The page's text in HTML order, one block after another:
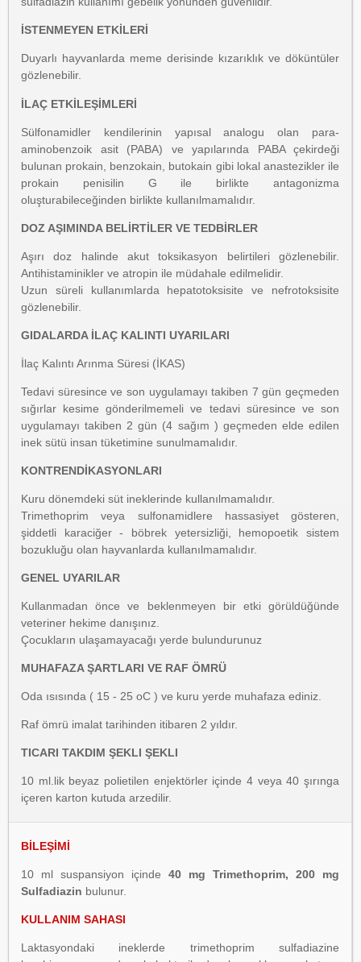
İSTENMEYEN ETKİLERİ
Duyarlı hayvanlarda meme derisinde kızarıklık ve döküntüler
gözlenebilir.
İLAÇ ETKİLEŞİMLERİ
Sülfonamidler kendilerinin yapısal analogu olan para-
aminobenzoik asit (PABA) ve yapılarında PABA çekirdeği
bulunan prokain, benzokain, butokain gibi lokal anastezikler ile
prokain penisilin G ile birlikte antagonizma
oluşturabileceğinden birlikte kullanılmamalıdır.
DOZ AŞIMINDA BELİRTİLER VE TEDBİRLER
Aşırı doz halinde akut toksikasyon belirtileri gözlenebilir.
Antihistaminikler ve atropin ile müdahale edilmelidir.
Uzun süreli kullanımlarda hepatotoksisite ve nefrotoksisite
gözlenebilir.
GIDALARDA İLAÇ KALINTI UYARILARI
İlaç Kalıntı Arınma Süresi (İKAS)
Tedavi süresince ve son uygulamayı takiben 7 gün geçmeden
sığırlar kesime gönderilmemeli ve tedavi süresince ve son
uygulamayı takiben 2 gün (4 sağım ) geçmeden elde edilen
inek sütü insan tüketimine sunulmamalıdır.
KONTRENDİKASYONLARI
Kuru dönemdeki süt ineklerinde kullanılmamalıdır.
Trimethoprim veya sulfonamidlere hassasiyet gösteren,
şiddetli karaciğer - böbrek yetersizliği, hemopoetik sistem
bozukluğu olan hayvanlarda kullanılmamalıdır.
GENEL UYARILAR
Kullanmadan önce ve beklenmeyen bir etki görüldüğünde
veteriner hekime danışınız.
Çocukların ulaşamayacağı yerde bulundurunuz
MUHAFAZA ŞARTLARI VE RAF ÖMRÜ
Oda ısısında ( 15 - 25 oC ) ve kuru yerde muhafaza ediniz.
Raf ömrü imalat tarihinden itibaren 2 yıldır.
TICARI TAKDIM ŞEKLI ŞEKLI
10 ml.lik beyaz polietilen enjektörler içinde 4 veya 40 şırınga
içeren karton kutuda arzedilir.
BİLEŞİMİ
10 ml suspansiyon içinde 40 mg Trimethoprim, 200 mg
Sulfadiazin bulunur.
KULLANIM SAHASI
Laktasyondaki ineklerde trimethoprim sulfadiazine